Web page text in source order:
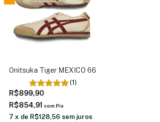
Onitsuka Tiger MEXICO 66
(1)
R$899,90
R$854,91 com Pix
7 x de R$128,56 sem juros